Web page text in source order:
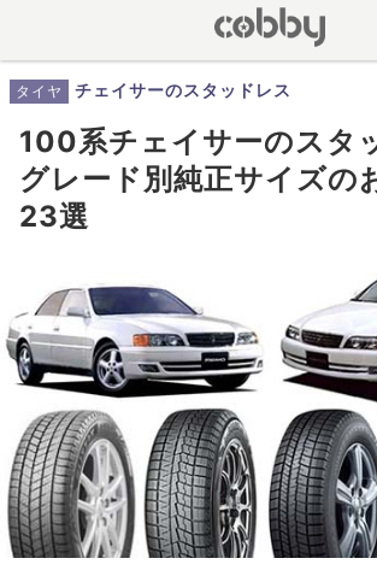
タイヤ チェイサーのスタッドレス
100系チェイサーのスタ
グレード別純正サイズの
23選